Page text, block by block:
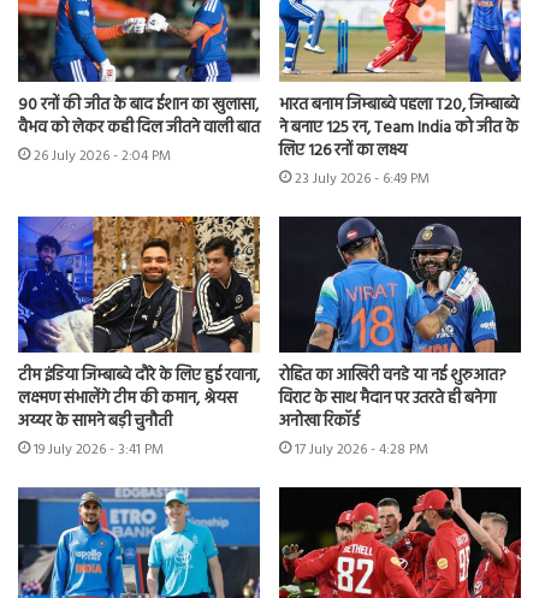
90 रनों की जीत के बाद ईशान का खुलासा,
वैभव को लेकर कही दिल जीतने वाली बात
26 July 2026 - 2:04 PM
भारत बनाम जिम्बाब्वे पहला T20, जिम्बाब्वे
ने बनाए 125 रन, Team India को जीत के
लिए 126 रनों का लक्ष्य
23 July 2026 - 6:49 PM
टीम इंडिया जिम्बाब्वे दौरे के लिए हुई रवाना,
लक्ष्मण संभालेंगे टीम की कमान, श्रेयस
अय्यर के सामने बड़ी चुनौती
19 July 2026 - 3:41 PM
रोहित का आखिरी वनडे या नई शुरुआत?
विराट के साथ मैदान पर उतरते ही बनेगा
अनोखा रिकॉर्ड
17 July 2026 - 4:28 PM